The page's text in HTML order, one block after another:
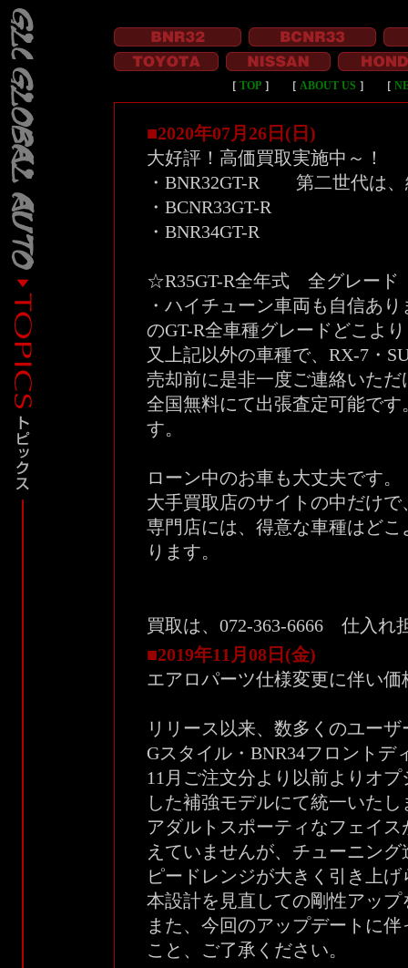
［ TOP ］ ［ ABOUT US ］ ［
■2020年07月26日(日)
大好評！高価買取実施中～！
・BNR32GT-R 第二世代は、
・BCNR33GT-R
・BNR34GT-R
☆R35GT-R全年式 全グレー
・ハイチューン車両も自信あり
のGT-R全車種グレードどこよ
又上記以外の車種で、RX-7・
売却前に是非一度ご連絡いた
全国無料にて出張査定可能で
す。
ローン中のお車も大丈夫です。
大手買取店のサイトの中だけ
専門店には、得意な車種はど
ります。
買取は、072-363-6666 仕入れ
■2019年11月08日(金)
エアロパーツ仕様変更に伴い
リリース以来、数多くのユー
Gスタイル・BNR34フロントデ
11月ご注文分より以前よりオ
した補強モデルにて統一いたし
アダルトスポーティなフェイ
えていませんが、チューニン
ピードレンジが大きく引き上
本設計を見直しての剛性アップ
また、今回のアップデートに
こと、ご了承ください。